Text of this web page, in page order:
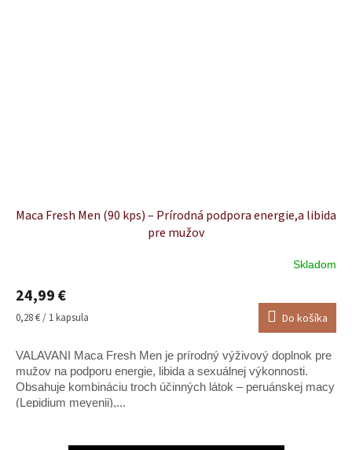
Maca Fresh Men (90 kps) – Prírodná podpora energie,a libida
pre mužov
produktu
je
4,9
5
hviezdičiek.
Skladom
24,99 €
Jednotková
0,28 € / 1 kapsula Do košíka
VALAVANI Maca Fresh Men je prírodný výživový doplnok pre
mužov na podporu energie, libida a sexuálnej výkonnosti.
Obsahuje kombináciu troch účinných látok – peruánskej macy
(Lepidium meyenii),...